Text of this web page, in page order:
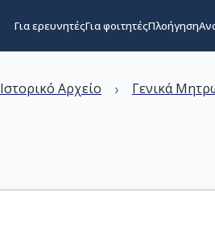
Για ερευνητέςΓια φοιτητέςΠλοήγηση
Ιστορικό Αρχείο › Γενικά